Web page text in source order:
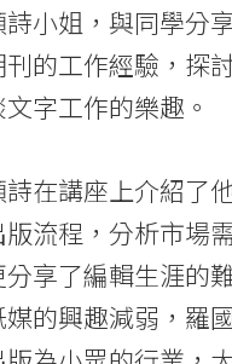
小姐，與同學分
的工作經驗，探
字工作的樂趣。
在講座上介紹了
流程，分析市場
享了編輯生涯的
的興趣減弱，羅